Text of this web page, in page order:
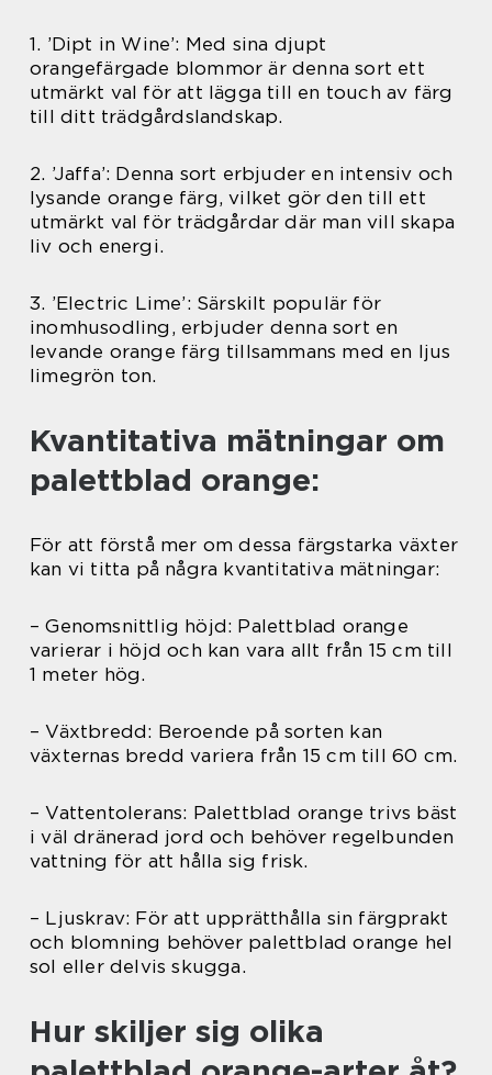
1. ’Dipt in Wine’: Med sina djupt
orangefärgade blommor är denna sort ett
utmärkt val för att lägga till en touch av färg
till ditt trädgårdslandskap.
2. ’Jaffa’: Denna sort erbjuder en intensiv och
lysande orange färg, vilket gör den till ett
utmärkt val för trädgårdar där man vill skapa
liv och energi.
3. ’Electric Lime’: Särskilt populär för
inomhusodling, erbjuder denna sort en
levande orange färg tillsammans med en ljus
limegrön ton.
Kvantitativa mätningar om
palettblad orange:
För att förstå mer om dessa färgstarka växter
kan vi titta på några kvantitativa mätningar:
– Genomsnittlig höjd: Palettblad orange
varierar i höjd och kan vara allt från 15 cm till
1 meter hög.
– Växtbredd: Beroende på sorten kan
växternas bredd variera från 15 cm till 60 cm.
– Vattentolerans: Palettblad orange trivs bäst
i väl dränerad jord och behöver regelbunden
vattning för att hålla sig frisk.
– Ljuskrav: För att upprätthålla sin färgprakt
och blomning behöver palettblad orange hel
sol eller delvis skugga.
Hur skiljer sig olika